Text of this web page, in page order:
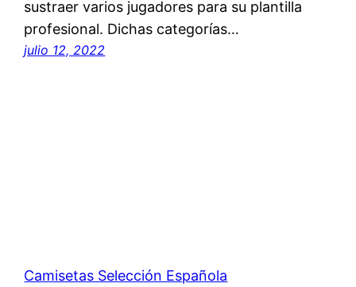
sustraer varios jugadores para su plantilla
profesional. Dichas categorías…
julio 12, 2022
Camisetas Selección Española